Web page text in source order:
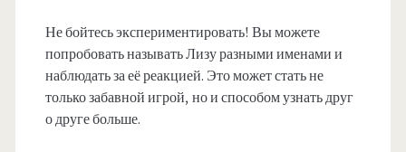
Не бойтесь экспериментировать! Вы можете
попробовать называть Лизу разными именами и
наблюдать за её реакцией. Это может стать не
только забавной игрой, но и способом узнать друг
о друге больше.